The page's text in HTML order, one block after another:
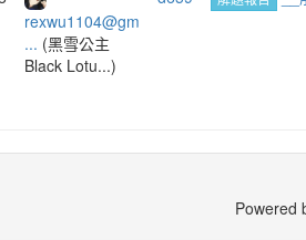
rexwu1104@gm
... (黑雪公主
Black Lotu...)
Powered